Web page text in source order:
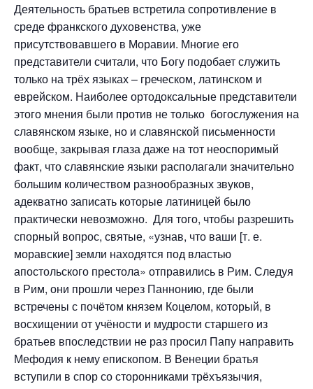
Деятельность братьев встретила сопротивление в
среде франкского духовенства, уже
присутствовавшего в Моравии. Многие его
представители считали, что Богу подобает служить
только на трёх языках – греческом, латинском и
еврейском. Наиболее ортодоксальные представители
этого мнения были против не только богослужения на
славянском языке, но и славянской письменности
вообще, закрывая глаза даже на тот неоспоримый
факт, что славянские языки располагали значительно
большим количеством разнообразных звуков,
адекватно записать которые латиницей было
практически невозможно. Для того, чтобы разрешить
спорный вопрос, святые, «узнав, что ваши [т. е.
моравские] земли находятся под властью
апостольского престола» отправились в Рим. Следуя
в Рим, они прошли через Паннонию, где были
встречены с почётом князем Коцелом, который, в
восхищении от учёности и мудрости старшего из
братьев впоследствии не раз просил Папу направить
Мефодия к нему епископом. В Венеции братья
вступили в спор со сторонниками трёхъязычия,